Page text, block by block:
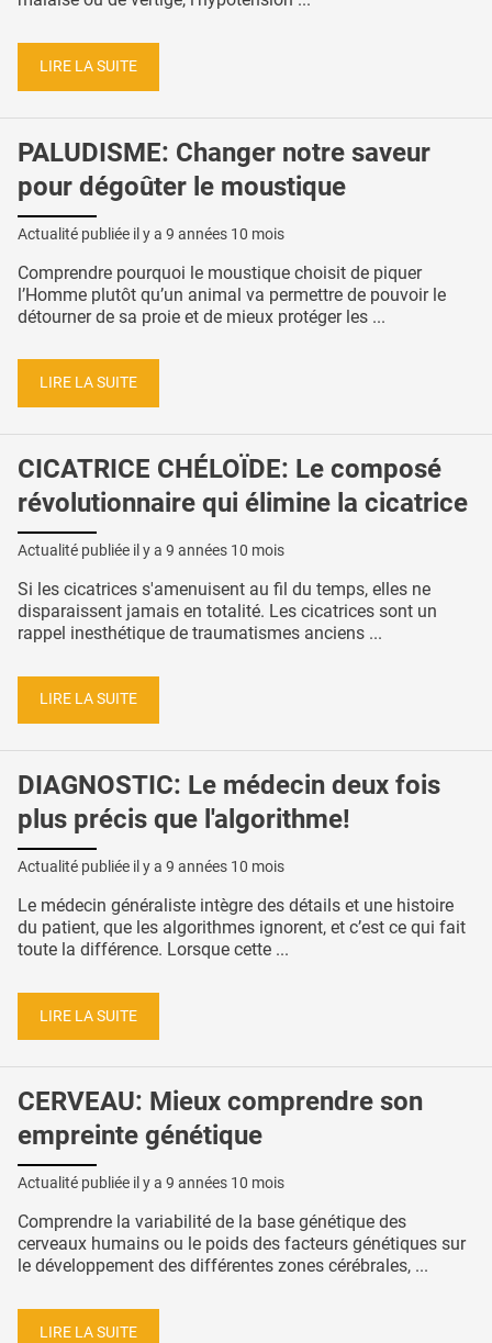
LIRE LA SUITE
PALUDISME: Changer notre saveur
pour dégoûter le moustique
Actualité publiée il y a 9 années 10 mois
Comprendre pourquoi le moustique choisit de piquer
l’Homme plutôt qu’un animal va permettre de pouvoir le
détourner de sa proie et de mieux protéger les ...
LIRE LA SUITE
CICATRICE CHÉLOÏDE: Le composé
révolutionnaire qui élimine la cicatrice
Actualité publiée il y a 9 années 10 mois
Si les cicatrices s'amenuisent au fil du temps, elles ne
disparaissent jamais en totalité. Les cicatrices sont un
rappel inesthétique de traumatismes anciens ...
LIRE LA SUITE
DIAGNOSTIC: Le médecin deux fois
plus précis que l'algorithme!
Actualité publiée il y a 9 années 10 mois
Le médecin généraliste intègre des détails et une histoire
du patient, que les algorithmes ignorent, et c’est ce qui fait
toute la différence. Lorsque cette ...
LIRE LA SUITE
CERVEAU: Mieux comprendre son
empreinte génétique
Actualité publiée il y a 9 années 10 mois
Comprendre la variabilité de la base génétique des
cerveaux humains ou le poids des facteurs génétiques sur
le développement des différentes zones cérébrales, ...
LIRE LA SUITE